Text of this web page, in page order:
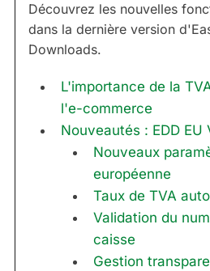
Découvrez les nouvelles
dans la dernière version
Downloads.
L'importance de la
l'e-commerce
Nouveautés : EDD EU
Nouveaux
européenne
Taux de TVA
Validation du
caisse
Gestion